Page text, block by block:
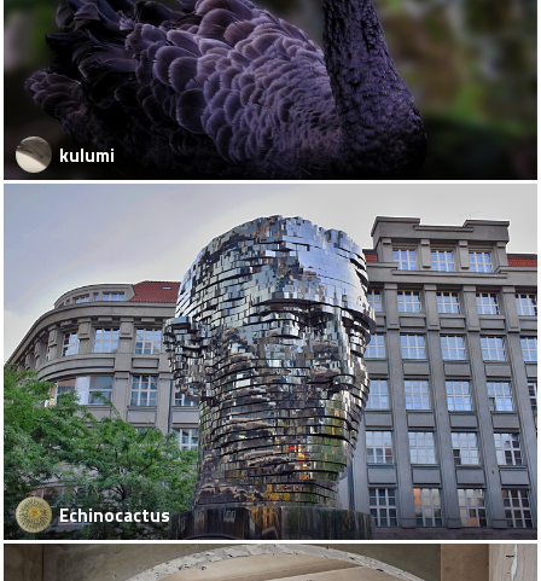
kulumi
Echinocactus